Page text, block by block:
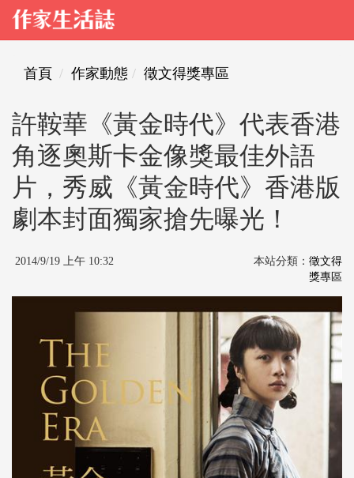
首頁 作家動態 徵文得獎專區
許鞍華《黃金時代》代表香港
角逐奧斯卡金像獎最佳外語
片，秀威《黃金時代》香港版
劇本封面獨家搶先曝光！
2014/9/19 上午 10:32 本站分類： 徵文得
獎專區